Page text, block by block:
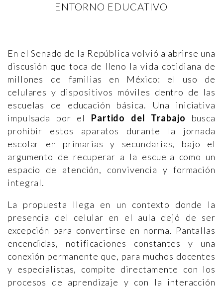
ENTORNO EDUCATIVO
En el Senado de la República volvió a abrirse una
discusión que toca de lleno la vida cotidiana de
millones de familias en México: el uso de
celulares y dispositivos móviles dentro de las
escuelas de educación básica. Una iniciativa
impulsada por el Partido del Trabajo busca
prohibir estos aparatos durante la jornada
escolar en primarias y secundarias, bajo el
argumento de recuperar a la escuela como un
espacio de atención, convivencia y formación
integral.
La propuesta llega en un contexto donde la
presencia del celular en el aula dejó de ser
excepción para convertirse en norma. Pantallas
encendidas, notificaciones constantes y una
conexión permanente que, para muchos docentes
y especialistas, compite directamente con los
procesos de aprendizaje y con la interacción